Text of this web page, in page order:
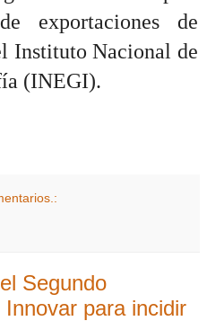
exportaciones de
Instituto Nacional de
(INEGI).
Segundo
para incidir